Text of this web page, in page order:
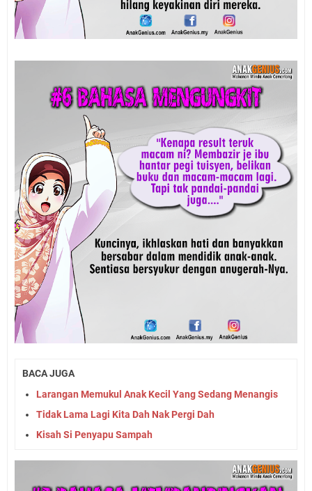
BACA JUGA
Larangan Memukul Anak Kecil Yang Sedang Menangis
Tidak Lama Lagi Kita Dah Nak Pergi Dah
Kisah Si Penyapu Sampah